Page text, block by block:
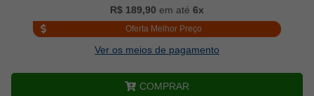
R$ 189,90 em até 6x
Oferta Melhor Preço
Ver os meios de pagamento
COMPRAR